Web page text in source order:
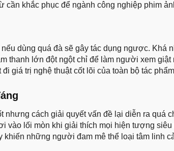
cần khắc phục để ngành công nghiệp phim
dùng quá đà sẽ gây tác dụng ngược. Khá
thanh lớn đột ngột chỉ để làm người xem
giá trị nghệ thuật cốt lõi của toàn bộ tác
nhưng cách giải quyết vấn đề lại diễn ra quá
vào lối mòn khi giải thích mọi hiện tượng
những người đam mê thể loại tâm linh